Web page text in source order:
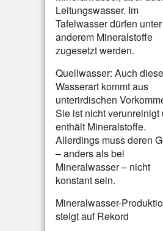
Leitungswasser. Im
Tafelwasser dürfen unter
anderem Mineralstoffe
zugesetzt werden.
Quellwasser: Auch diese
Wasserart kommt aus
unterirdischen
Sie ist nicht verunreinigt
enthält Mineralstoffe.
Allerdings muss deren
– anders als bei
Mineralwasser – nicht
konstant sein.
Mineralwasser-
steigt auf Rekord